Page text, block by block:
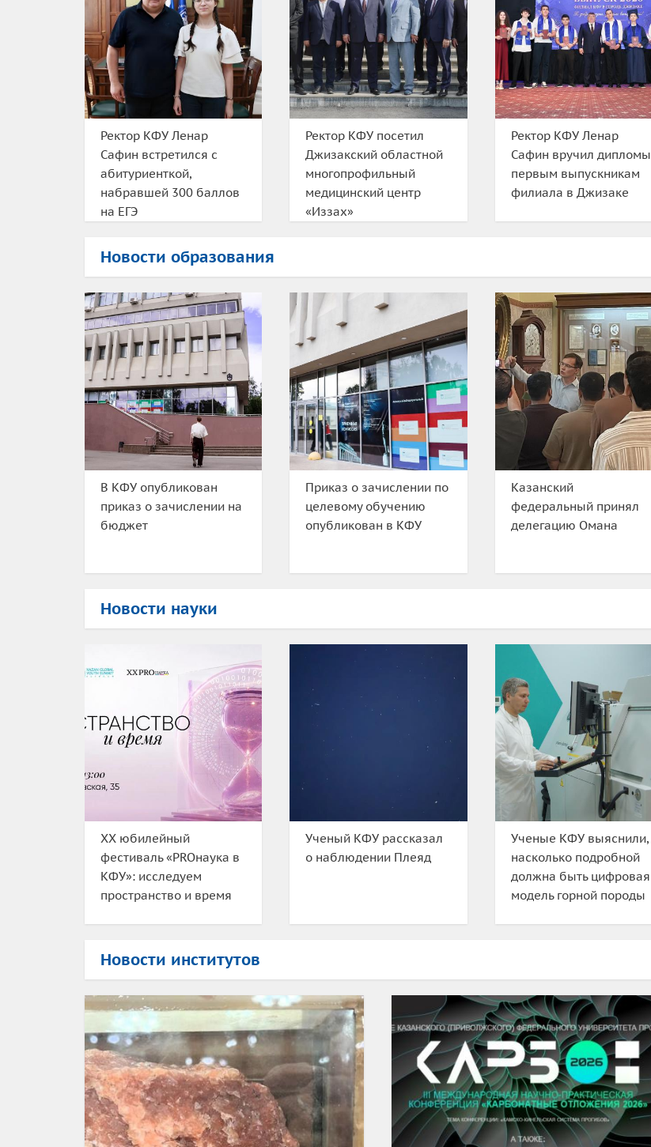
Ректор КФУ Ленар
Сафин встретился с
абитуриенткой,
набравшей 300 баллов
на ЕГЭ
Ректор КФУ посетил
Джизакский областной
многопрофильный
медицинский центр
«Иззах»
Ректор КФУ Ленар
Сафин вручил дипломы
первым выпускникам
филиала в Джизаке
Новости образования
В КФУ опубликован
приказ о зачислении на
бюджет
Приказ о зачислении по
целевому обучению
опубликован в КФУ
Казанский
федеральный принял
делегацию Омана
Новости науки
XX юбилейный
фестиваль «PROнаука в
КФУ»: исследуем
пространство и время
Ученый КФУ рассказал
о наблюдении Плеяд
Ученые КФУ выяснили,
насколько подробной
должна быть цифровая
модель горной породы
Новости институтов